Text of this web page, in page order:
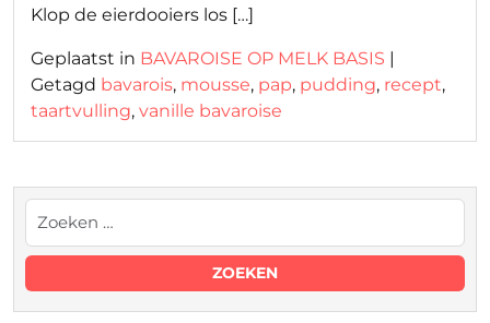
Klop de eierdooiers los […]
Geplaatst in BAVAROISE OP MELK BASIS |
Getagd bavarois, mousse, pap, pudding, recept,
taartvulling, vanille bavaroise